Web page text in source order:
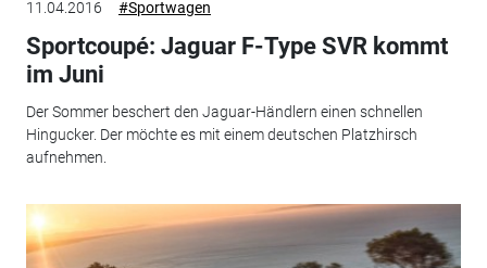
11.04.2016 #Sportwagen
Sportcoupé: Jaguar F-Type SVR kommt
im Juni
Der Sommer beschert den Jaguar-Händlern einen schnellen
Hingucker. Der möchte es mit einem deutschen Platzhirsch
aufnehmen.